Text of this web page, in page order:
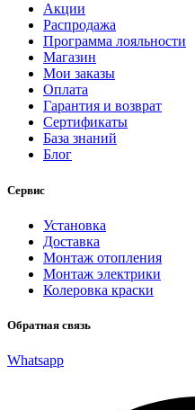
Акции
Распродажа
Программа лояльности
Магазин
Мои заказы
Оплата
Гарантия и возврат
Сертификаты
База знаний
Блог
Сервис
Установка
Доставка
Монтаж отопления
Монтаж электрики
Колеровка краски
Обратная связь
Whatsapp